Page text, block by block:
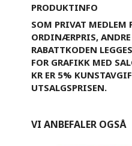
PRODUKTINFO
SOM PRIVAT MEDLEM
ORDINÆRPRIS,
RABATTKODEN
FOR GRAFIKK MED
KR ER 5%
UTSALGSPRISEN.
VI ANBEFALER OGSÅ